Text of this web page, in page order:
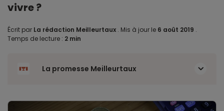
vivre ?
Écrit par La rédaction Meilleurtaux . Mis à jour le 6 août 2019 .
Temps de lecture : 2 min
La promesse Meilleurtaux